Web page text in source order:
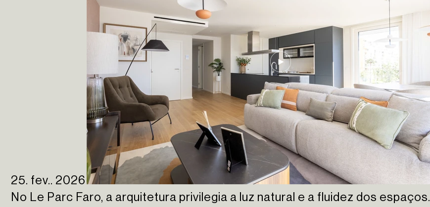
25. fev.. 2026
No Le Parc Faro, a arquitetura privilegia a luz natural e a fluidez dos espaços.